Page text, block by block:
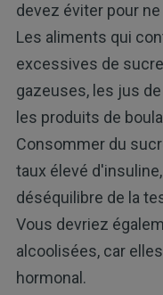
devez éviter pour
Les aliments qui
excessives de
gazeuses, les jus
les produits de
Consommer du
taux élevé
déséquilibre de la
Vous devriez
alcoolisées, car
hormonal.